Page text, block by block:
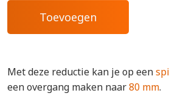
Met deze reductie kan je op een
een overgang maken naar80 mm.